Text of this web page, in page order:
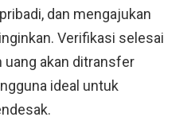
dan mengajukan
Verifikasi selesai
uang akan ditransfer
ideal untuk